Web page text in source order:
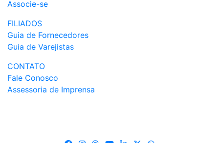
Associe-se
FILIADOS
Guia de Fornecedores
Guia de Varejistas
CONTATO
Fale Conosco
Assessoria de Imprensa